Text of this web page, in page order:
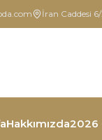
İran Caddesi
Hakkımızda2026